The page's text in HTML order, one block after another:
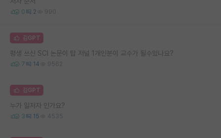
0 2 990
김GPT
평생 쓰신 SCI 논문이 탑 저널 1개인분이 교수가 될수있나요?
7 14 9562
김GPT
누가 일저자 인가요?
3 15 4535